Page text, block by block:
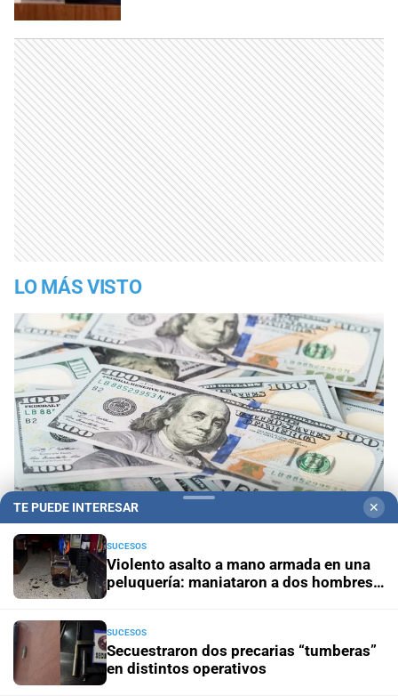
LO MÁS VISTO
1
En vivo: así cotiza el dólar hoy, jueves 6 de agosto, en
2
Zulma Lobato fue encontrada en situación de calle en
Paraná
TE PUEDE INTERESAR ✕
SUCESOS
Violento asalto a mano armada en una
peluquería: maniataron a dos hombres y
SUCESOS
Secuestraron dos precarias “tumberas”
en distintos operativos